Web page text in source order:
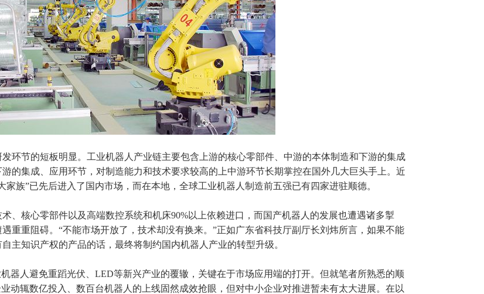
环节的短板明显。 工业机器人 产业链主要包含上游的核心零部件、中游的本体制造和下游的集成
的集成、应用环节，对制造能力和技术要求较高的上中游环节长期掌控在国外几大巨头手上。近
家族”已先后进入了国内市场，而在本地，全球工业机器人 制造前五强已有四家进驻顺德。
、核心零部件以及高端数控系统和机床90%以上依赖进口，而国产机器人的发展也遭遇诸多掣
重重阻碍。“不能市场开放了，技术却没有换来。”正如广东省科技厅副厅长刘炜所言，如果不能
主知识产权的产品的话，最终将制约国内机器人产业的转型升级。
器人 避免重蹈光伏、LED等新兴产业的覆辙，关键在于市场应用端的打开。但就笔者所熟悉的顺
动辄数亿投入、数百台机器人的上线固然成效抢眼，但对中小企业对推进暂未有太大进展。在以